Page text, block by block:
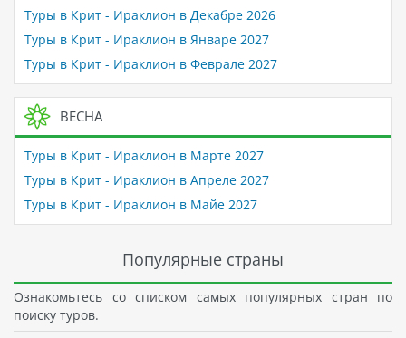
Туры в Крит - Ираклион в Декабре 2026
Туры в Крит - Ираклион в Январе 2027
Туры в Крит - Ираклион в Феврале 2027
ВЕСНА
Туры в Крит - Ираклион в Марте 2027
Туры в Крит - Ираклион в Апреле 2027
Туры в Крит - Ираклион в Майе 2027
Популярные страны
Ознакомьтесь со списком самых популярных стран по
поиску туров.